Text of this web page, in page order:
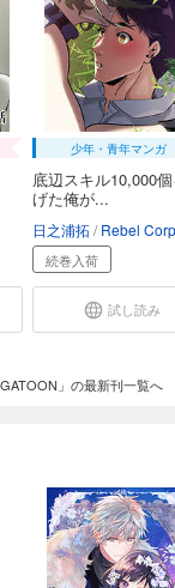
試し読み
妻が息子を誘拐しましたー従順なサレ夫の復讐ー【フルカラー】【タテヨミ】(27)
カート
試し読み
カート
試し読み
少年・青年マンガ
底辺スキル10,000
げた俺が...
日之浦拓 Rebel
続巻入荷
試し読み
」の最新刊一覧へ